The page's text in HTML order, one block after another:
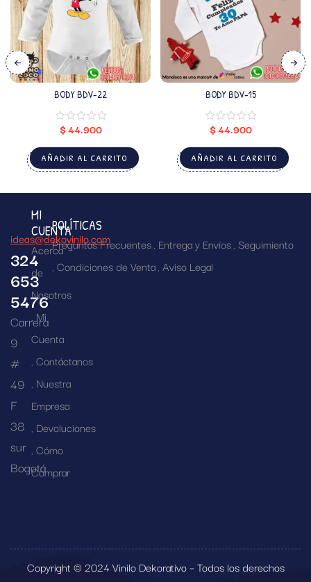
BODY BDV-22
$44.900
AÑADIR AL CARRITO
BODY BDV-15
$44.900
AÑADIR AL CARRITO
ideas@dekovinilo.com
324
653
5476
Carrera
9
#
49
F
38
sur
Bogotá
MI
CUENTA
Acerca
de
Nosotros
Mi
Cuenta
Contáctanos
Nuestra
Empresa
Devoluciones
Cómo
Comprar
POLÍTICAS
Preguntas Frecuentes Entrega y Envíos Seguimiento
Condiciones de Venta Aviso Legal
Copyright © 2024 Vinilo Dekorativo – Todos los derechos